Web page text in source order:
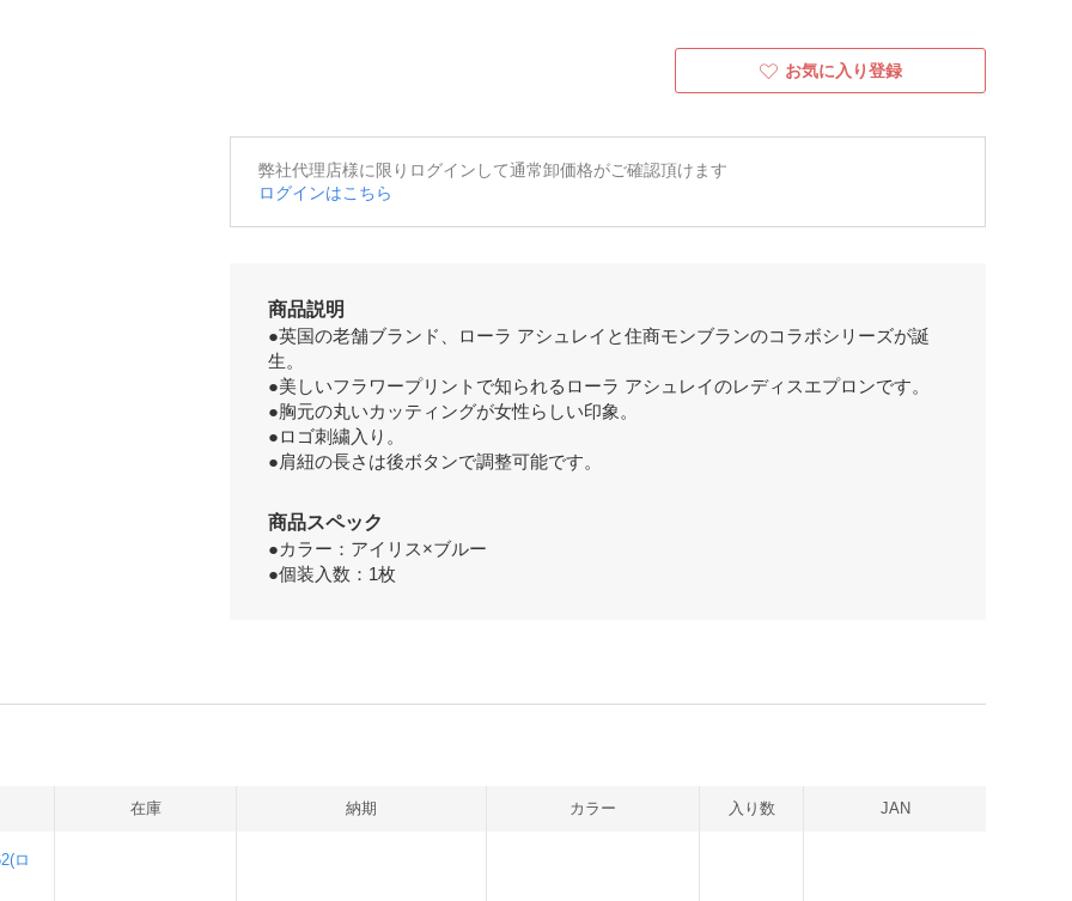
お気に入り登録
弊社代理店様に限りログインして通常卸価格がご確認頂けます
ログインはこちら
商品説明
●英国の老舗ブランド、ローラ アシュレイと住商モンブランのコラボシリーズが誕
生。
●美しいフラワープリントで知られるローラ アシュレイのレディスエプロンです。
●胸元の丸いカッティングが女性らしい印象。
●ロゴ刺繍入り。
●肩紐の長さは後ボタンで調整可能です。
商品スペック
●カラー：アイリス×ブルー
●個装入数：1枚
在庫 納期 カラー 入り数 JAN
ロ